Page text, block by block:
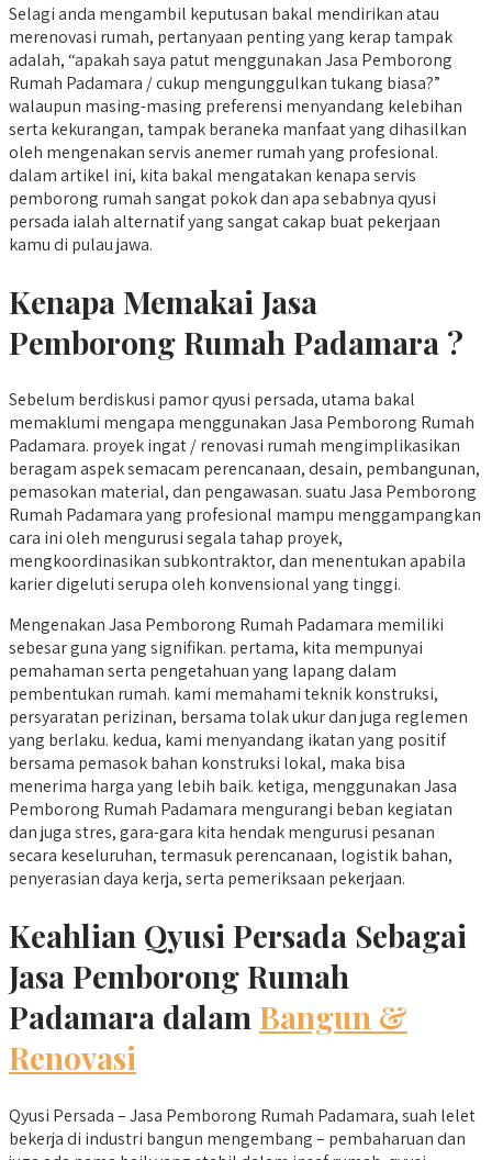
Selagi anda mengambil keputusan bakal mendirikan atau
merenovasi rumah, pertanyaan penting yang kerap tampak
adalah, “apakah saya patut menggunakan Jasa Pemborong
Rumah Padamara / cukup mengunggulkan tukang biasa?”
walaupun masing-masing preferensi menyandang kelebihan
serta kekurangan, tampak beraneka manfaat yang dihasilkan
oleh mengenakan servis anemer rumah yang profesional.
dalam artikel ini, kita bakal mengatakan kenapa servis
pemborong rumah sangat pokok dan apa sebabnya qyusi
persada ialah alternatif yang sangat cakap buat pekerjaan
kamu di pulau jawa.
Kenapa Memakai Jasa
Pemborong Rumah Padamara ?
Sebelum berdiskusi pamor qyusi persada, utama bakal
memaklumi mengapa menggunakan Jasa Pemborong Rumah
Padamara. proyek ingat / renovasi rumah mengimplikasikan
beragam aspek semacam perencanaan, desain, pembangunan,
pemasokan material, dan pengawasan. suatu Jasa Pemborong
Rumah Padamara yang profesional mampu menggampangkan
cara ini oleh mengurusi segala tahap proyek,
mengkoordinasikan subkontraktor, dan menentukan apabila
karier digeluti serupa oleh konvensional yang tinggi.
Mengenakan Jasa Pemborong Rumah Padamara memiliki
sebesar guna yang signifikan. pertama, kita mempunyai
pemahaman serta pengetahuan yang lapang dalam
pembentukan rumah. kami memahami teknik konstruksi,
persyaratan perizinan, bersama tolak ukur dan juga reglemen
yang berlaku. kedua, kami menyandang ikatan yang positif
bersama pemasok bahan konstruksi lokal, maka bisa
menerima harga yang lebih baik. ketiga, menggunakan Jasa
Pemborong Rumah Padamara mengurangi beban kegiatan
dan juga stres, gara-gara kita hendak mengurusi pesanan
secara keseluruhan, termasuk perencanaan, logistik bahan,
penyerasian daya kerja, serta pemeriksaan pekerjaan.
Keahlian Qyusi Persada Sebagai
Jasa Pemborong Rumah
Padamara dalam Bangun &
Renovasi
Qyusi Persada – Jasa Pemborong Rumah Padamara, suah lelet
bekerja di industri bangun mengembang – pembaharuan dan